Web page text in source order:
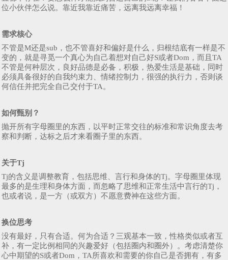
位小伙伴怎么说。靠近我靠近痛苦，远离我远离幸福！
需求核心
不管是M还是sub，也不管喜好和偏好是什么，归根结底有一样是不
变的，就是寻觅一个真心为自己着想对自己好S或者Dom，而且TA
不管是何种层次，良好品德是必备，积极，热爱生活是基础，同时
必须具备很好的自我约束力、情绪控制力，很强的执行力，否则谈
何信任并把完全自己交付于TA。
如何甄别？
抛开所有字母圈里的东西，以平时正常交往的标准和常识角度去考
察和判断，达标之后才来看圈子里的东西。
关于Tj
Tj的含义是调整教育，包括思维、言行和身体的Tj。字母圈里体现
最多的是生理和身体方面，而忽略了思维和正常生活中言行的Tj，
也或者说，是一方（或双方）不愿意费神在这些方面。
换位思考
没有最好，只有合适。何为合适？三观基本一致，性格类似或者互
补，有一定比例相同的兴趣爱好（包括圈内和圈外）。考虑清楚你
心中期望的S或者Dom，TA所喜欢和需要的你自己是否拥有，有多